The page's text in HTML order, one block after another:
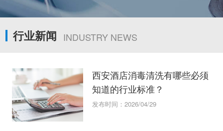
行业新闻 INDUSTRY NEWS
西安酒店消毒清洗有哪些必须
知道的行业标准？
发布时间：2026/04/29